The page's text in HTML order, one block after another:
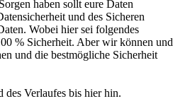
haben sollt eure Daten
und des Sicheren
Wobei hier sei folgendes
% Sicherheit. Aber wir können und
und die bestmögliche Sicherheit
des Verlaufes bis hier hin.